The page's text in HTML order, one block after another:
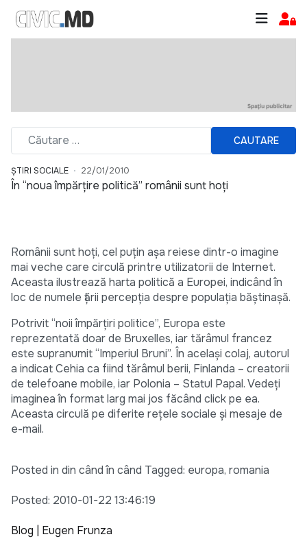
CAUTARE
ȘTIRI SOCIALE 22/01/2010
În “noua împărţire politică” românii sunt hoţi
Românii sunt hoți, cel puțin așa reiese dintr-o imagine
mai veche care circulă printre utilizatorii de Internet.
Aceasta ilustrează harta politică a Europei, indicând în
loc de numele țării percepția despre populația băștinașă.
Potrivit “noii împărțiri politice”, Europa este
reprezentată doar de Bruxelles, iar tărâmul francez
este supranumit “Imperiul Bruni”. În același colaj, autorul
a indicat Cehia ca fiind tărâmul berii, Finlanda – creatorii
de telefoane mobile, iar Polonia – Statul Papal. Vedeți
imaginea în format larg mai jos făcând click pe ea.
Aceasta circulă pe diferite rețele sociale și mesaje de
e-mail.
Posted in din când în când Tagged: europa, romania
Posted: 2010-01-22 13:46:19
Blog | Eugen Frunza